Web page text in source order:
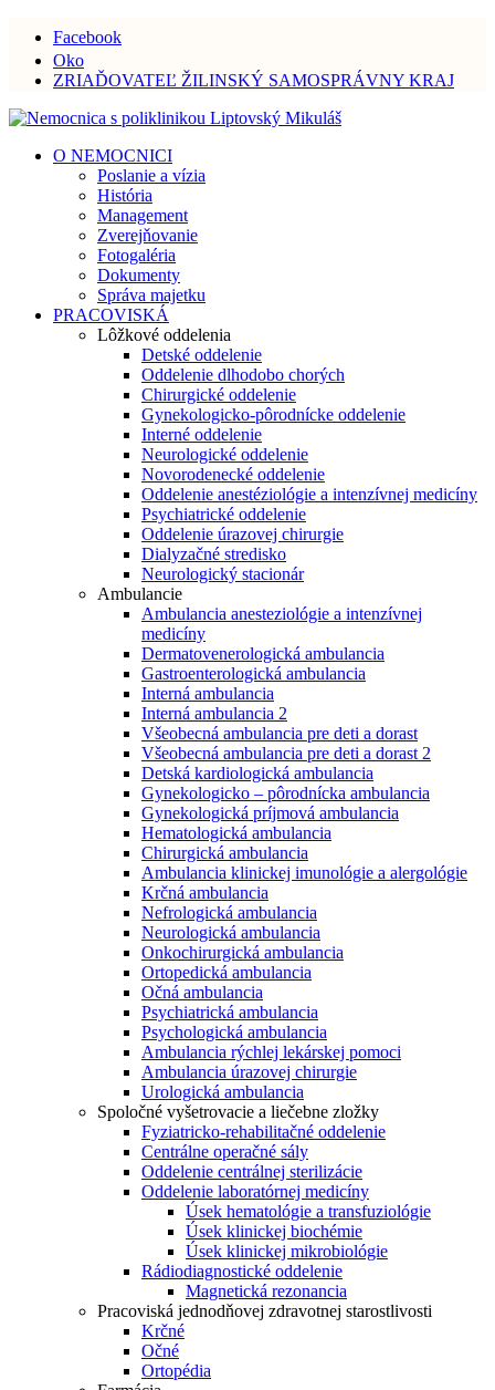
Facebook
Oko
ZRIAĎOVATEĽ ŽILINSKÝ SAMOSPRÁVNY KRAJ
O NEMOCNICI
Poslanie a vízia
História
Management
Zverejňovanie
Fotogaléria
Dokumenty
Správa majetku
PRACOVISKÁ
Lôžkové oddelenia
Detské oddelenie
Oddelenie dlhodobo chorých
Chirurgické oddelenie
Gynekologicko-pôrodnícke oddelenie
Interné oddelenie
Neurologické oddelenie
Novorodenecké oddelenie
Oddelenie anestéziológie a intenzívnej medicíny
Psychiatrické oddelenie
Oddelenie úrazovej chirurgie
Dialyzačné stredisko
Neurologický stacionár
Ambulancie
Ambulancia anesteziológie a intenzívnej
medicíny
Dermatovenerologická ambulancia
Gastroenterologická ambulancia
Interná ambulancia
Interná ambulancia 2
Všeobecná ambulancia pre deti a dorast
Všeobecná ambulancia pre deti a dorast 2
Detská kardiologická ambulancia
Gynekologicko – pôrodnícka ambulancia
Gynekologická príjmová ambulancia
Hematologická ambulancia
Chirurgická ambulancia
Ambulancia klinickej imunológie a alergológie
Krčná ambulancia
Nefrologická ambulancia
Neurologická ambulancia
Onkochirurgická ambulancia
Ortopedická ambulancia
Očná ambulancia
Psychiatrická ambulancia
Psychologická ambulancia
Ambulancia rýchlej lekárskej pomoci
Ambulancia úrazovej chirurgie
Urologická ambulancia
Spoločné vyšetrovacie a liečebne zložky
Fyziatricko-rehabilitačné oddelenie
Centrálne operačné sály
Oddelenie centrálnej sterilizácie
Oddelenie laboratórnej medicíny
Úsek hematológie a transfuziológie
Úsek klinickej biochémie
Úsek klinickej mikrobiológie
Rádiodiagnostické oddelenie
Magnetická rezonancia
Pracoviská jednodňovej zdravotnej starostlivosti
Krčné
Očné
Ortopédia